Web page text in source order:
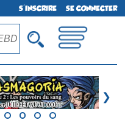
S'INSCRIRE SE CONNECTER
❯